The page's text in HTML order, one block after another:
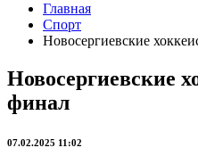
Главная
Спорт
Новосергиевские
Новосергиевские
финал
07.02.2025 11:02